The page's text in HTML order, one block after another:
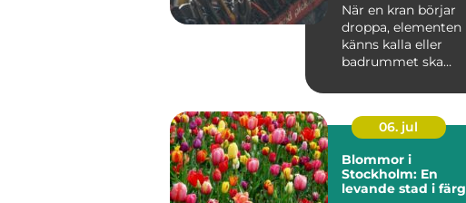
När en kran börjar
droppa, elementen
känns kalla eller
badrummet ska
plötsligt my...
06. jul
Blommor i
Stockholm: En
levande stad i färg